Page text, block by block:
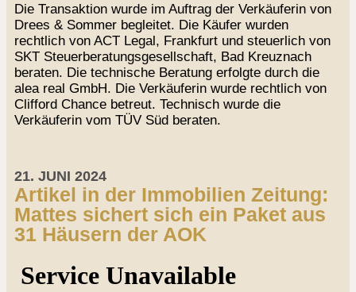
Die Transaktion wurde im Auftrag der Verkäuferin von
Drees & Sommer begleitet. Die Käufer wurden
rechtlich von ACT Legal, Frankfurt und steuerlich von
SKT Steuerberatungsgesellschaft, Bad Kreuznach
beraten. Die technische Beratung erfolgte durch die
alea real GmbH. Die Verkäuferin wurde rechtlich von
Clifford Chance betreut. Technisch wurde die
Verkäuferin vom TÜV Süd beraten.
21. JUNI 2024
Artikel in der Immobilien Zeitung:
Mattes sichert sich ein Paket aus
31 Häusern der AOK